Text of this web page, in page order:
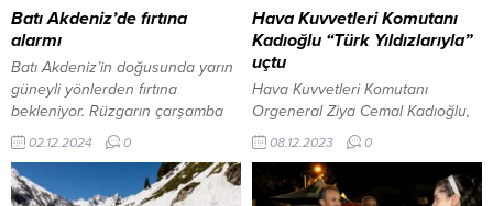
Batı Akdeniz’de fırtına
alarmı
Batı Akdeniz’in doğusunda yarın
güneyli yönlerden fırtına
bekleniyor. Rüzgarın çarşamba
gece saatlerinde etkisini
kaybedeceği tahmin ediliyor. 2
Aralık 2024, 11:53 yayınlandı
ANKARA-BHA Meteoroloji Genel
02.12.2024 0
Hava Kuvvetleri Komutanı
Kadıoğlu “Türk Yıldızlarıyla”
uçtu
Hava Kuvvetleri Komutanı
Orgeneral Ziya Cemal Kadıoğlu,
akrobasi uçuş şovlarıyla küresel
çapta üne sahip Türk Yıldızları
timi ile uçtu. 8 Aralık 2023, 19:04
yayınlandı Hava Kuvvetleri
08.12.2023 0